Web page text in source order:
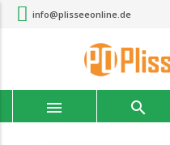
info@plisseeonline.de
 